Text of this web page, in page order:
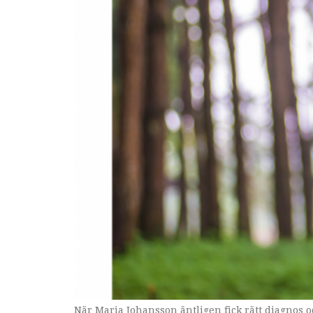
När Maria Johansson äntligen fick rätt diagnos
För sju år sedan diagnostiserades Maria